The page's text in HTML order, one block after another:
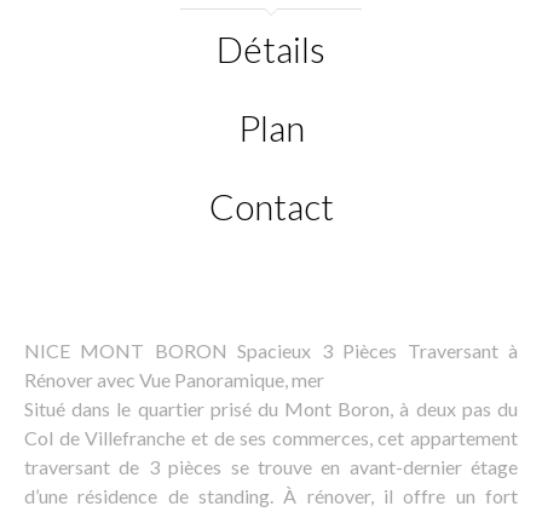
Détails
Plan
Contact
NICE MONT BORON Spacieux 3 Pièces Traversant à
Rénover avec Vue Panoramique, mer
Situé dans le quartier prisé du Mont Boron, à deux pas du
Col de Villefranche et de ses commerces, cet appartement
traversant de 3 pièces se trouve en avant-dernier étage
d’une résidence de standing. À rénover, il offre un fort